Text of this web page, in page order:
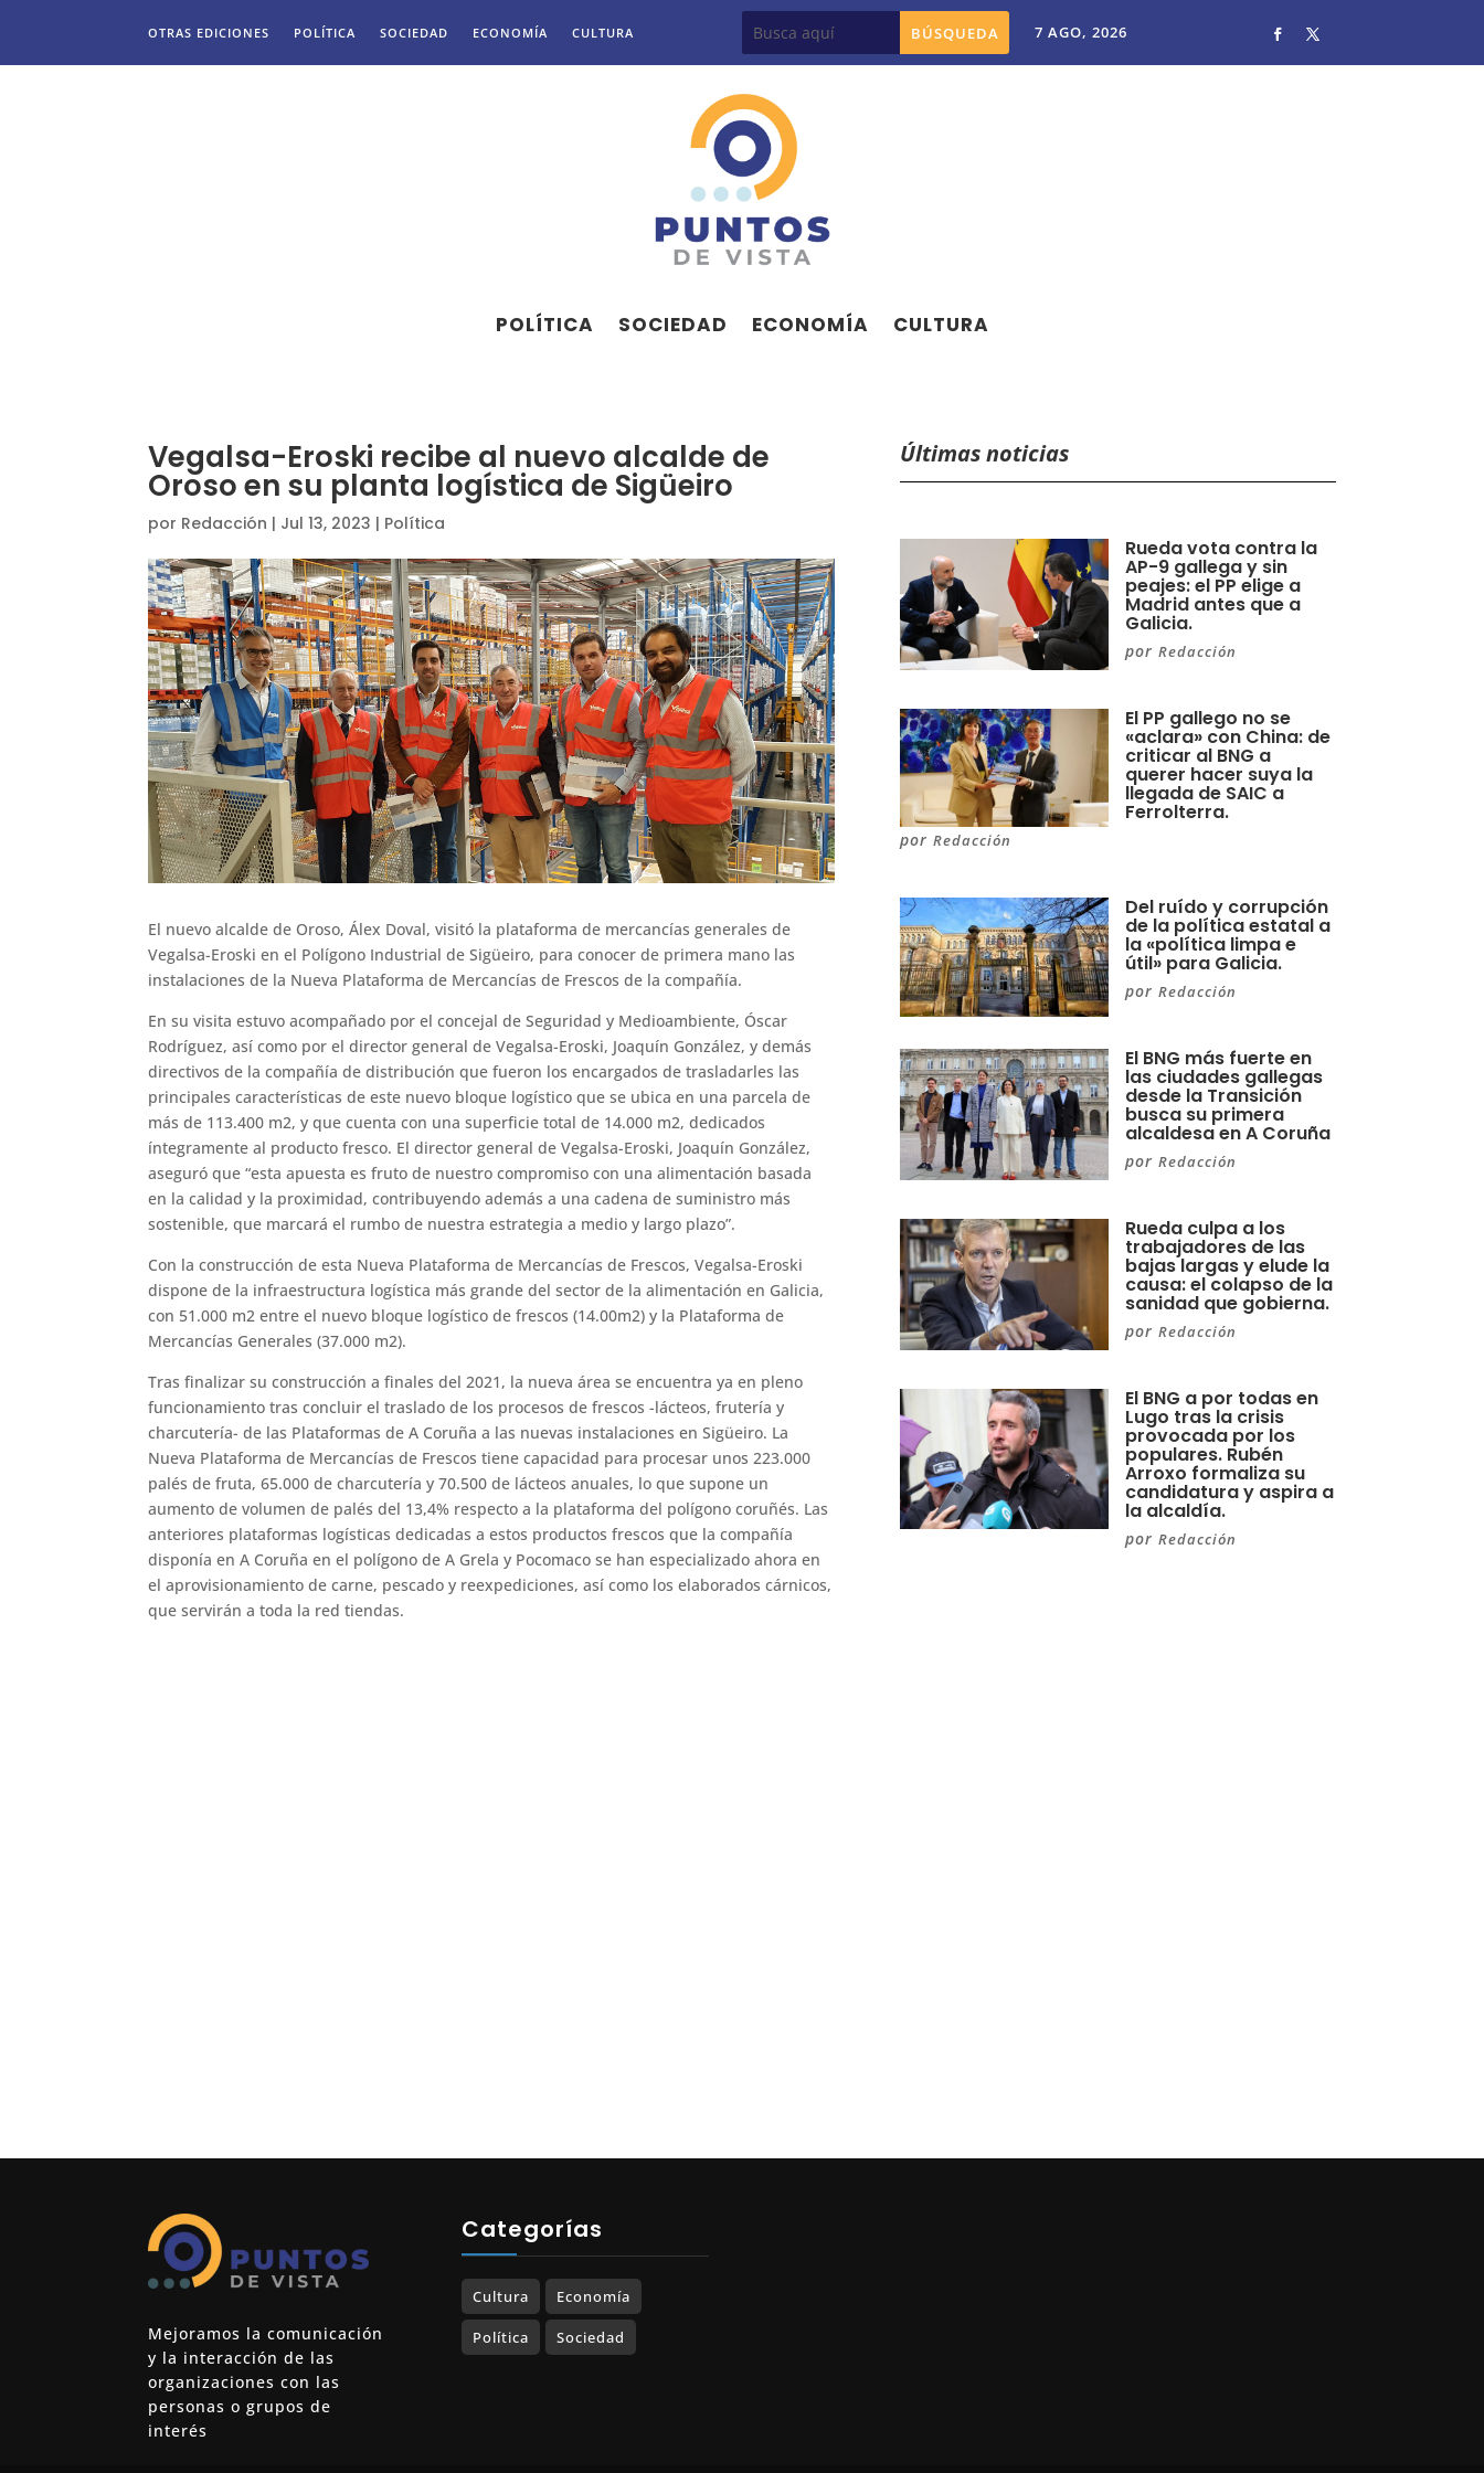
OTRAS EDICIONES POLÍTICA SOCIEDAD ECONOMÍA CULTURA 7 AGO, 2026
POLÍTICA SOCIEDAD ECONOMÍA CULTURA
Vegalsa-Eroski recibe al nuevo alcalde de
Oroso en su planta logística de Sigüeiro
por Redacción | Jul 13, 2023 | Política
El nuevo alcalde de Oroso, Álex Doval, visitó la plataforma de mercancías generales de
Vegalsa-Eroski en el Polígono Industrial de Sigüeiro, para conocer de primera mano las
instalaciones de la Nueva Plataforma de Mercancías de Frescos de la compañía.
En su visita estuvo acompañado por el concejal de Seguridad y Medioambiente, Óscar
Rodríguez, así como por el director general de Vegalsa-Eroski, Joaquín González, y demás
directivos de la compañía de distribución que fueron los encargados de trasladarles las
principales características de este nuevo bloque logístico que se ubica en una parcela de
más de 113.400 m2, y que cuenta con una superficie total de 14.000 m2, dedicados
íntegramente al producto fresco. El director general de Vegalsa-Eroski, Joaquín González,
aseguró que “esta apuesta es fruto de nuestro compromiso con una alimentación basada
en la calidad y la proximidad, contribuyendo además a una cadena de suministro más
sostenible, que marcará el rumbo de nuestra estrategia a medio y largo plazo”.
Con la construcción de esta Nueva Plataforma de Mercancías de Frescos, Vegalsa-Eroski
dispone de la infraestructura logística más grande del sector de la alimentación en Galicia,
con 51.000 m2 entre el nuevo bloque logístico de frescos (14.00m2) y la Plataforma de
Mercancías Generales (37.000 m2).
Tras finalizar su construcción a finales del 2021, la nueva área se encuentra ya en pleno
funcionamiento tras concluir el traslado de los procesos de frescos -lácteos, frutería y
charcutería- de las Plataformas de A Coruña a las nuevas instalaciones en Sigüeiro. La
Nueva Plataforma de Mercancías de Frescos tiene capacidad para procesar unos 223.000
palés de fruta, 65.000 de charcutería y 70.500 de lácteos anuales, lo que supone un
aumento de volumen de palés del 13,4% respecto a la plataforma del polígono coruñés. Las
anteriores plataformas logísticas dedicadas a estos productos frescos que la compañía
disponía en A Coruña en el polígono de A Grela y Pocomaco se han especializado ahora en
el aprovisionamiento de carne, pescado y reexpediciones, así como los elaborados cárnicos,
que servirán a toda la red tiendas.
Últimas noticias
Rueda vota contra la
AP-9 gallega y sin
peajes: el PP elige a
Madrid antes que a
Galicia.
porRedacción
El PP gallego no se
«aclara» con China: de
criticar al BNG a
querer hacer suya la
llegada de SAIC a
Ferrolterra.
por Redacción
Del ruído y corrupción
de la política estatal a
la «política limpa e
útil» para Galicia.
porRedacción
El BNG más fuerte en
las ciudades gallegas
desde la Transición
busca su primera
alcaldesa en A Coruña
porRedacción
Rueda culpa a los
trabajadores de las
bajas largas y elude la
causa: el colapso de la
sanidad que gobierna.
porRedacción
El BNG a por todas en
Lugo tras la crisis
provocada por los
populares. Rubén
Arroxo formaliza su
candidatura y aspira a
la alcaldía.
porRedacción
Mejoramos la comunicación
y la interacción de las
organizaciones con las
personas o grupos de
interés
Categorías
Cultura Economía
Política Sociedad